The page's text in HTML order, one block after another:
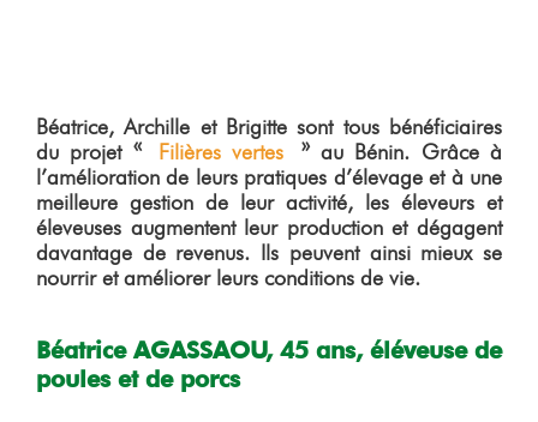
Béatrice, Archille et Brigitte sont tous bénéficiaires
du projet « Filières vertes » au Bénin. Grâce à
l’amélioration de leurs pratiques d’élevage et à une
meilleure gestion de leur activité, les éleveurs et
éleveuses augmentent leur production et dégagent
davantage de revenus. Ils peuvent ainsi mieux se
nourrir et améliorer leurs conditions de vie.
Béatrice AGASSAOU, 45 ans, éléveuse de
poules et de porcs